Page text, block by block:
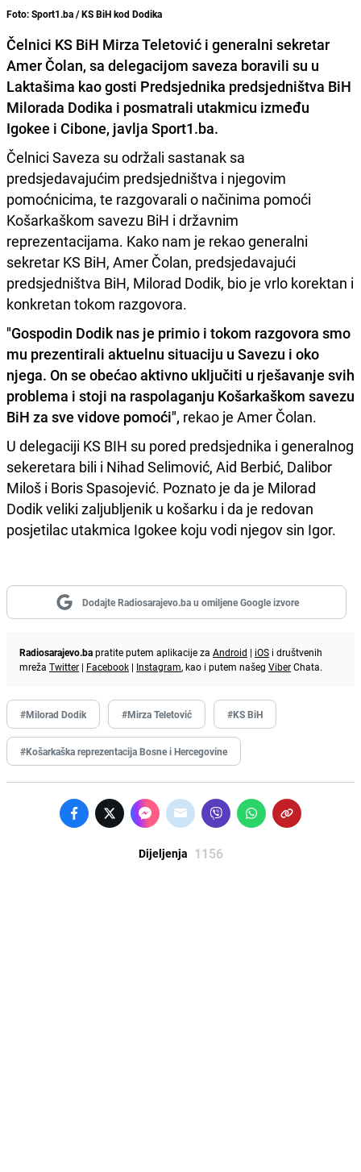
Foto: Sport1.ba / KS BiH kod Dodika
Čelnici KS BiH Mirza Teletović i generalni sekretar
Amer Čolan, sa delegacijom saveza boravili su u
Laktašima kao gosti Predsjednika predsjedništva BiH
Milorada Dodika i posmatrali utakmicu između
Igokee i Cibone, javlja Sport1.ba.
Čelnici Saveza su održali sastanak sa
predsjedavajućim predsjedništva i njegovim
pomoćnicima, te razgovarali o načinima pomoći
Košarkaškom savezu BiH i državnim
reprezentacijama. Kako nam je rekao generalni
sekretar KS BiH, Amer Čolan, predsjedavajući
predsjedništva BiH, Milorad Dodik, bio je vrlo korektan i
konkretan tokom razgovora.
"Gospodin Dodik nas je primio i tokom razgovora smo
mu prezentirali aktuelnu situaciju u Savezu i oko
njega. On se obećao aktivno uključiti u rješavanje svih
problema i stoji na raspolaganju Košarkaškom savezu
BiH za sve vidove pomoći", rekao je Amer Čolan.
U delegaciji KS BIH su pored predsjednika i generalnog
sekeretara bili i Nihad Selimović, Aid Berbić, Dalibor
Miloš i Boris Spasojević. Poznato je da je Milorad
Dodik veliki zaljubljenik u košarku i da je redovan
posjetilac utakmica Igokee koju vodi njegov sin Igor.
Dodajte Radiosarajevo.ba u omiljene Google izvore
Radiosarajevo.bapratite putem aplikacije za Android | iOS i društvenih
mreža Twitter | Facebook | Instagram, kao i putem našeg ViberChata.
#Milorad Dodik #Mirza Teletović #KS BiH
#Košarkaška reprezentacija Bosne i Hercegovine
Dijeljenja 1156